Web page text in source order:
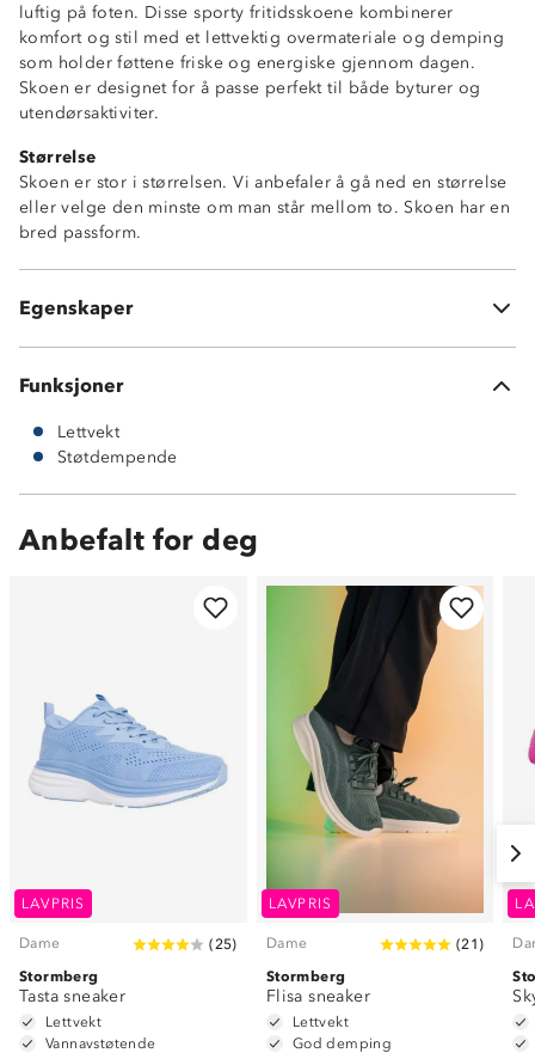
luftig på foten. Disse sporty fritidsskoene kombinerer
komfort og stil med et lettvektig overmateriale og demping
som holder føttene friske og energiske gjennom dagen.
Skoen er designet for å passe perfekt til både byturer og
utendørsaktiviter.
Størrelse
Skoen er stor i størrelsen. Vi anbefaler å gå ned en størrelse
eller velge den minste om man står mellom to. Skoen har en
bred passform.
Egenskaper
Lettvekt
Myk og komfortabel
Funksjoner
Lettvekt
Støtdempende
Anbefalt for deg
LAVPRIS
Dame ( 25)
Stormberg
Tasta sneaker
Lettvekt
Vannavstøtende
LAVPRIS
Dame (21 )
Stormberg
Flisa sneaker
Lettvekt
God demping